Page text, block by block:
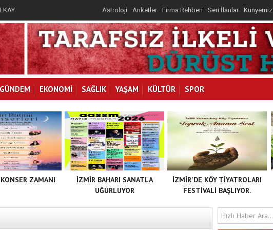
Astroloji Anketler Firma Rehberi Seri İlanlar Künyemiz
GÜNDEM EKONOMİ SAĞLIK YAŞAM KÜLTÜR SPOR
ZAMANI
İZMİR BAHARI SANATLA
UĞURLUYOR
İZMİR'DE KÖY TİYATROLARI
FESTİVALİ BAŞLIYOR.